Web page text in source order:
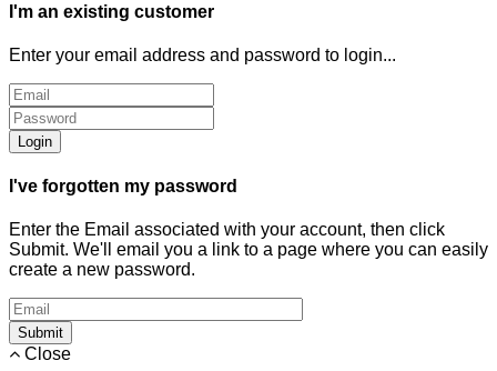
I'm an existing customer
Enter your email address and password to login...
Login
I've forgotten my password
Enter the Email associated with your account, then click
Submit. We'll email you a link to a page where you can easily
create a new password.
Submit
Close